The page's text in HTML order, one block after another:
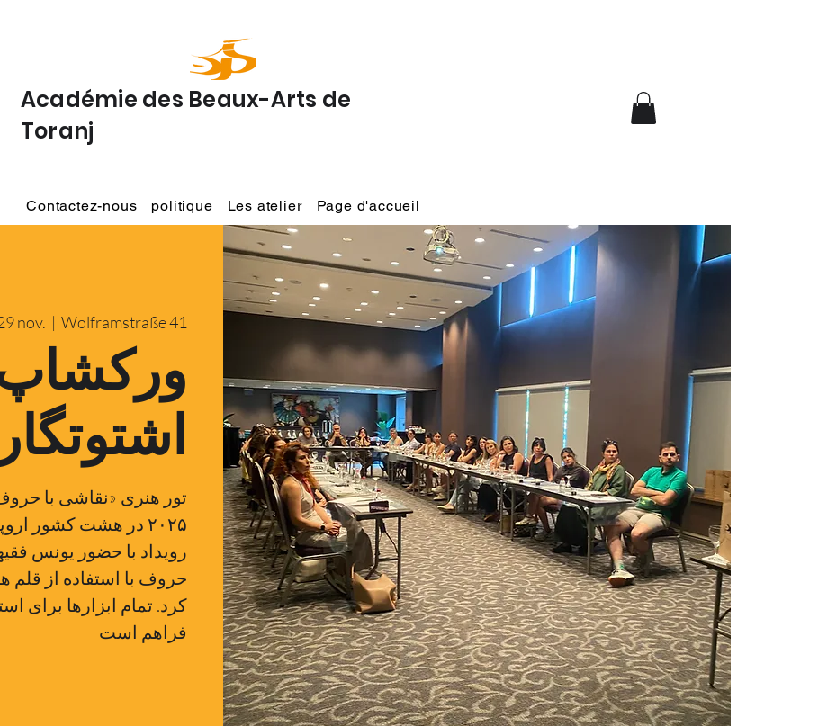
Académie des Beaux-Arts de
Toranj
Contactez-nous politique Les atelier Page d'accueil
nov.
  |
Wolframstraße 41
تور هنری «نقاشی با
۲۰۲۵ در هشت کشور
رویداد با حضور یونس
حروف با استفاده از قلم
کرد. تمام ابزارها برای